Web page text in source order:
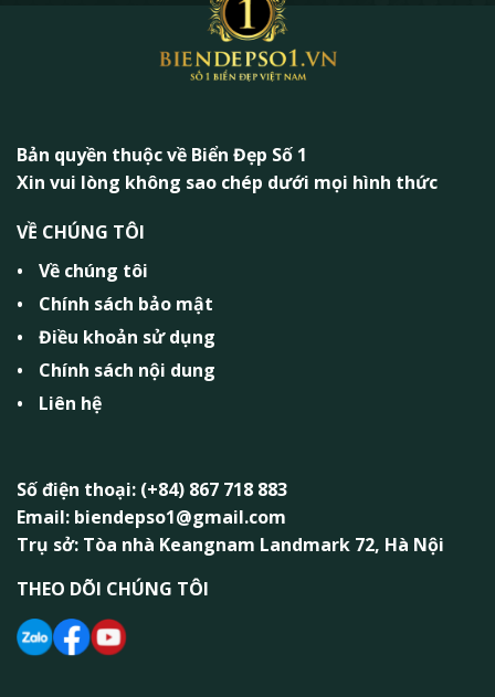
Bản quyền thuộc về Biển Đẹp Số 1
Xin vui lòng không sao chép dưới mọi hình thức
VỀ CHÚNG TÔI
Về chúng tôi
Chính sách bảo mật
Điều khoản sử dụng
Chính sách nội dung
Liên hệ
Số điện thoại: (+84) 867 718 883
Email: biendepso1@gmail.com
Trụ sở: Tòa nhà Keangnam Landmark 72, Hà Nội
THEO DÕI CHÚNG TÔI